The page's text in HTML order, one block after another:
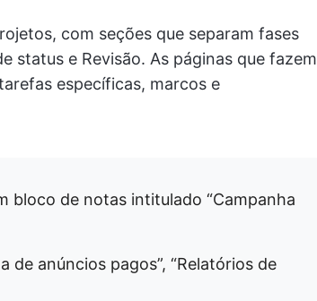
com seções que separam fases
status e Revisão. As páginas que fazem
específicas, marcos e
bloco de notas intitulado “Campanha
de anúncios pagos”, “Relatórios de